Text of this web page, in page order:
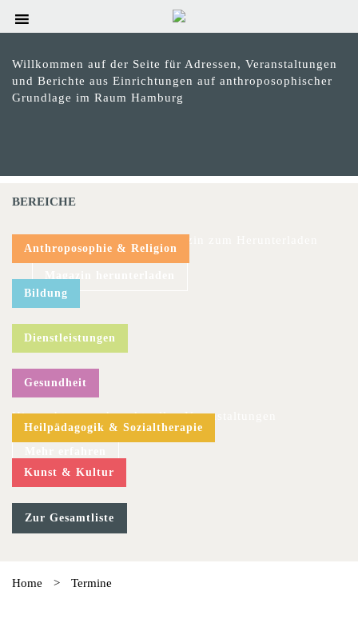
Willkommen auf der Seite für Adressen, Veranstaltungen
und Berichte aus Einrichtungen auf anthroposophischer
Grundlage im Raum Hamburg
Hier geht es zu den aktuellen Veranstaltungen
BEREICHE
Anthroposophie & Religion
Bildung
Dienstleistungen
Gesundheit
Heilpädagogik & Sozialtherapie
Kunst & Kultur
Zur Gesamtliste
Home > Termine